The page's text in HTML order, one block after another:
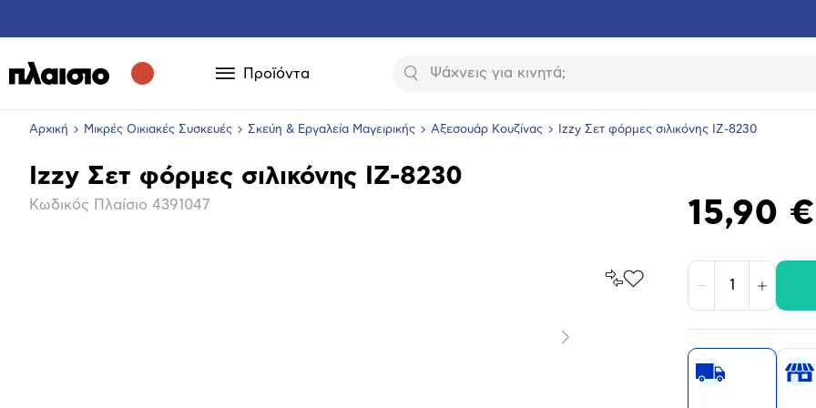
Προϊόντα Αναζήτηση
Αρχική Μικρές Οικιακές Συσκευές Σκεύη & Εργαλεία Μαγειρικής Αξεσουάρ Κουζίνας Izzy Σετ φόρμες σιλικόνης ΙΖ-8230
Βασικά
Izzy Σετ φόρμες σιλικόνης ΙΖ-8230
Κωδικός Πλαίσιο 4391047
Σύγκρινέ
Προσθήκη
Αγαπημένα
Επόμενο
15,90 €
Μείωση Αύξηση